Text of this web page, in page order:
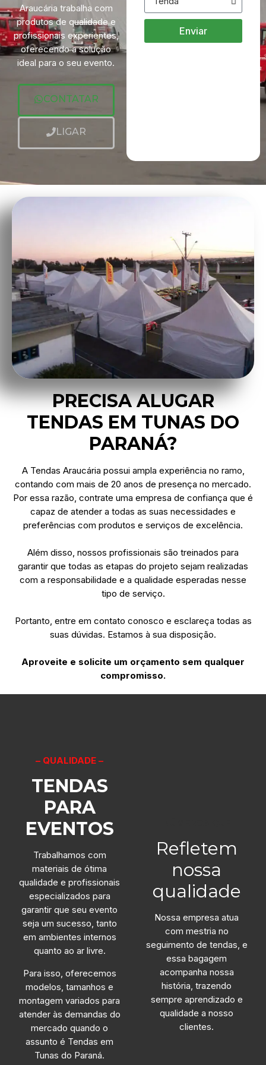
Araucária trabalha com
produtos de qualidade e
profissionais experientes,
oferecendo a solução
ideal para o seu evento.
CONTATAR
LIGAR
Enviar
PRECISA ALUGAR
TENDAS EM TUNAS DO
PARANÁ?
A Tendas Araucária possui ampla experiência no ramo,
contando com mais de 20 anos de presença no mercado.
Por essa razão, contrate uma empresa de confiança que é
capaz de atender a todas as suas necessidades e
preferências com produtos e serviços de excelência.
Além disso, nossos profissionais são treinados para
garantir que todas as etapas do projeto sejam realizadas
com a responsabilidade e a qualidade esperadas nesse
tipo de serviço.
Portanto, entre em contato conosco e esclareça todas as
suas dúvidas. Estamos à sua disposição.
Aproveite e solicite um orçamento sem qualquer
compromisso.
– QUALIDADE –
TENDAS
PARA
EVENTOS
Trabalhamos com
materiais de ótima
qualidade e profissionais
especializados para
garantir que seu evento
seja um sucesso, tanto
em ambientes internos
quanto ao ar livre.
Para isso, oferecemos
modelos, tamanhos e
montagem variados para
atender às demandas do
mercado quando o
assunto é Tendas em
Tunas do Paraná.
Refletem
nossa
qualidade
Nossa empresa atua
com mestria no
seguimento de tendas, e
essa bagagem
acompanha nossa
história, trazendo
sempre aprendizado e
qualidade a nosso
clientes.